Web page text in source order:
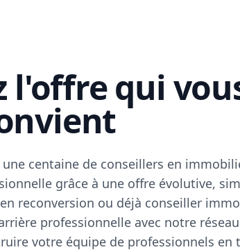
l'offre qui
centaine de conseillers en
grâce à une offre évolutive,
reconversion ou déjà conseiller
professionnelle avec notre
votre équipe de professionnels en